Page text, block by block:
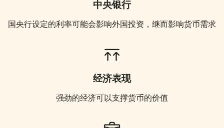
中央银行
国央行设定的利率可能会影响外国投资，继而影响货币需求
经济表现
强劲的经济可以支撑货币的价值